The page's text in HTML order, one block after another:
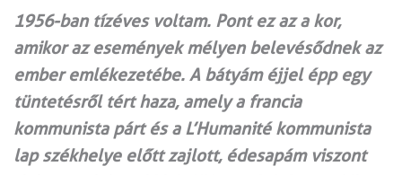
1956-ban tízéves voltam. Pont ez az a kor,
amikor az események mélyen belevésődnek az
ember emlékezetébe. A bátyám éjjel épp egy
tüntetésről tért haza, amely a francia
kommunista párt és a L’Humanité kommunista
lap székhelye előtt zajlott, édesapám viszont